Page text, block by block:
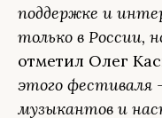
поддержке и
только в России,
отметил Олег
этого фестиваля
музыкантов и